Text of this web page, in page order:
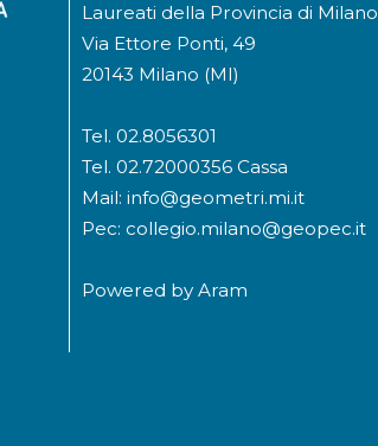
Laureati della Provincia di Milano
Via Ettore Ponti, 49
20143 Milano (MI)
Tel. 02.8056301
Tel. 02.72000356 Cassa
Mail: info@geometri.mi.it
Pec: collegio.milano@geopec.it
Powered byAram